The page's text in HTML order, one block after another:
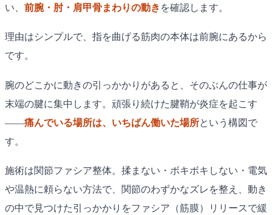
い、 前腕・肘・肩甲骨まわりの動き を確認します。
理由はシンプルで、指を曲げる筋肉の本体は前腕にあるから
です。
腕のどこかに動きの引っかかりがあると、そのぶんの仕事が
末端の腱に集中します。頑張り続けた腱鞘が炎症を起こす
——痛んでいる場所は、いちばん働いた場所という構図で
す。
施術は関節ファシア整体。揉まない・ボキボキしない・電気
や温熱に頼らない方法で、関節のわずかなズレを整え、動き
の中で見つけた引っかかりをファシア（筋膜）リリースで緩